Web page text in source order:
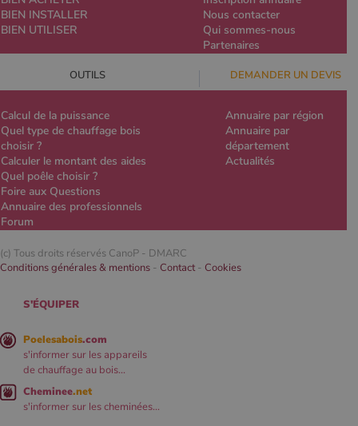
BIEN INSTALLER
BIEN UTILISER
Nous contacter
Qui sommes-nous
Partenaires
OUTILS DEMANDER UN DEVIS
Calcul de la puissance
Quel type de chauffage bois
choisir ?
Calculer le montant des aides
Quel poêle choisir ?
Foire aux Questions
Annuaire des professionnels
Forum
Annuaire par région
Annuaire par
département
Actualités
(c) Tous droits réservés CanoP - DMARC
Conditions générales & mentions - Contact- Cookies
S'ÉQUIPER
Poelesabois.com
s'informer sur les appareils
de chauffage au bois...
Cheminee.net
s'informer sur les cheminées...